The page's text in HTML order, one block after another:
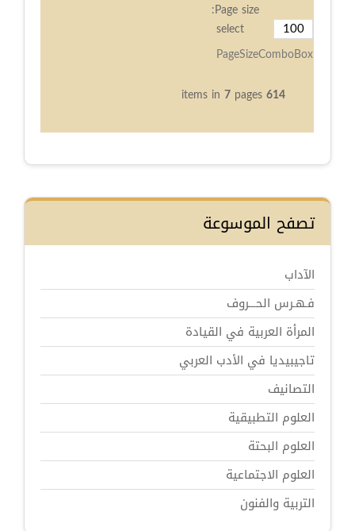
Page size:
PageSizeComboBox
select
614
7 pages
تصفح الموسوعة
الآداب
فـهـرس الحـــروف
المرأة العربية في القيادة
تاجيبيديا في الأدب العربي
التصانيف
العلوم التطبيقية
العلوم البحتة
العلوم الاجتماعية
التربية والفنون